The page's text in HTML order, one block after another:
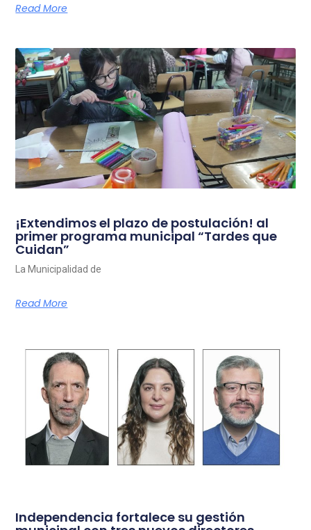
Read More
¡Extendimos el plazo de postulación! al
primer programa municipal “Tardes que
Cuidan”
La Municipalidad de
Read More
Independencia fortalece su gestión